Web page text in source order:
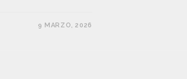
9 MARZO, 2026